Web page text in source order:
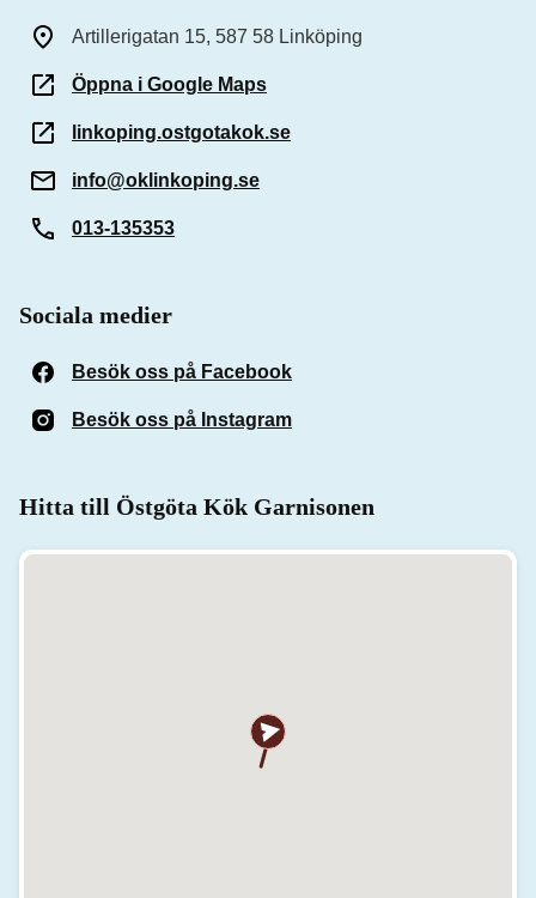
Artillerigatan 15, 587 58 Linköping
Öppna i Google Maps
linkoping.ostgotakok.se
info@oklinkoping.se
013-135353
Sociala medier
Besök oss på Facebook
Besök oss på Instagram
Hitta till Östgöta Kök Garnisonen